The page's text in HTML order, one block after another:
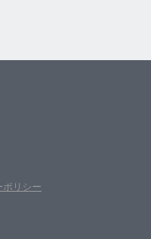
ポリシー